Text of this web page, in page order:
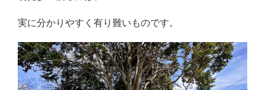
実に分かりやすく有り難いものです。